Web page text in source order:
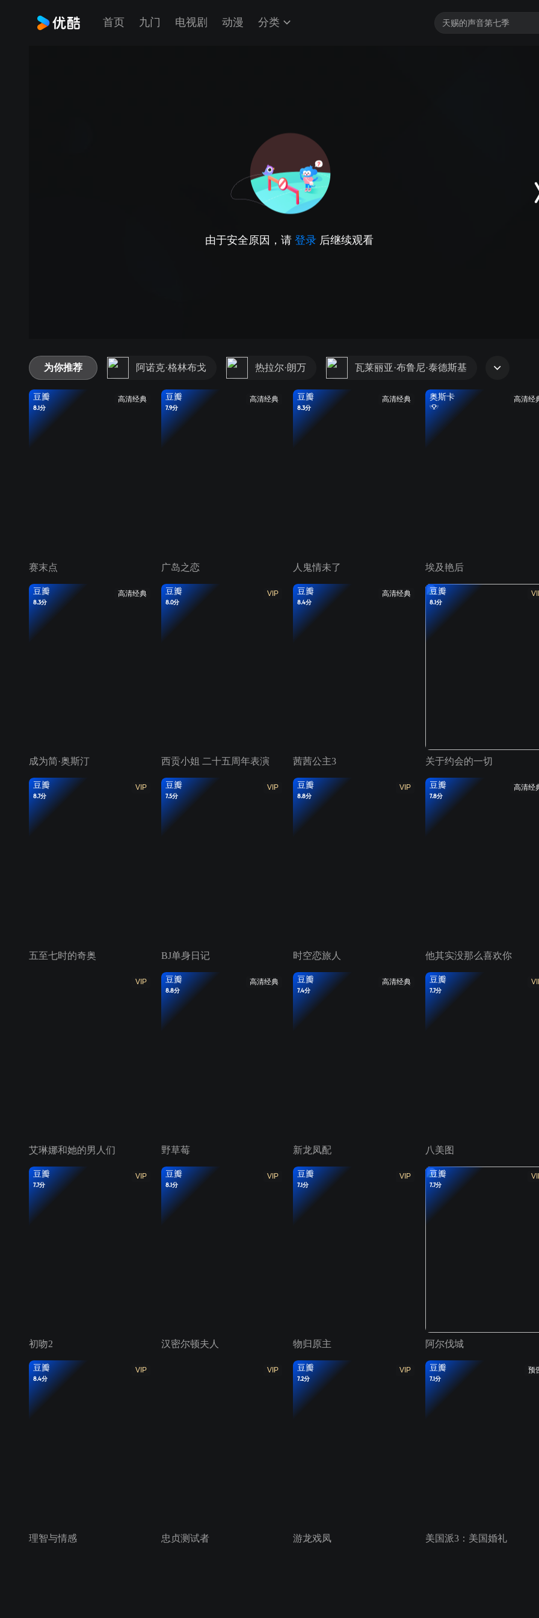
首页 九门 电视剧 动漫 分类
由于安全原因，请 登录 后继续观看
为你推荐 阿诺克·格林布戈 热拉尔·朗万 瓦莱丽亚·布鲁尼·泰德斯基
高清经典
豆瓣
8.1分
赛末点
高清经典
豆瓣
7.9分
广岛之恋
高清经典
豆瓣
8.3分
人鬼情未了
高清经
奥斯卡
埃及艳后
高清经典
豆瓣
8.3分
成为简·奥斯汀
VIP
豆瓣
8.0分
西贡小姐 二十五周年表演
高清经典
豆瓣
8.4分
茜茜公主3
豆瓣
8.1分
关于约会的一切
VIP
豆瓣
8.7分
五至七时的奇奥
VIP
豆瓣
7.5分
BJ单身日记
VIP
豆瓣
8.8分
时空恋旅人
高清经
豆瓣
7.8分
他其实没那么喜欢你
VIP
艾琳娜和她的男人们
高清经典
豆瓣
8.8分
野草莓
高清经典
豆瓣
7.4分
新龙凤配
豆瓣
7.7分
八美图
VIP
豆瓣
7.7分
初吻2
VIP
豆瓣
8.1分
汉密尔顿夫人
VIP
豆瓣
7.1分
物归原主
豆瓣
7.7分
阿尔伐城
VIP
豆瓣
8.4分
理智与情感
VIP
忠贞测试者
VIP
豆瓣
7.2分
游龙戏凤
预
豆瓣
7.1分
美国派3：美国婚礼